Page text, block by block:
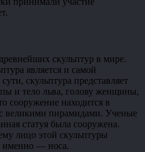
скульптур в мире.
является и самой
скульптура представляет
и тело льва, голову женщины,
сооружение находится в
великими пирамидами. Ученые
статуя была сооружена.
лицо этой скульптуры
именно — носа.